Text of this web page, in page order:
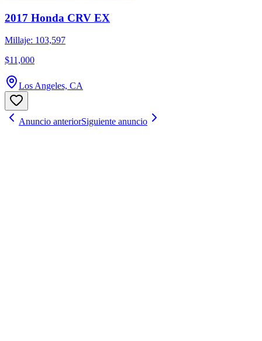
2017 Honda CRV EX
Millaje: 103,597
$11,000
Los Angeles, CA
Anuncio anteriorSiguiente anuncio